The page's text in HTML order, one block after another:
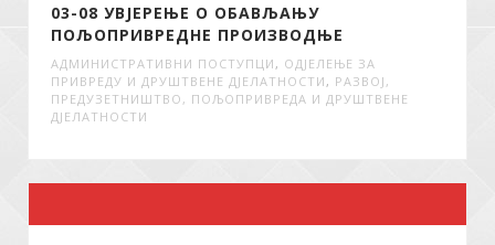
03-08 УВЈЕРЕЊЕ О ОБАВЉАЊУ
ПОЉОПРИВРЕДНЕ ПРОИЗВОДЊЕ
АДМИНИСТРАТИВНИ ПОСТУПЦИ , ОДЈЕЛЕЊЕ ЗА
ПРИВРЕДУ И ДРУШТВЕНЕ ДЈЕЛАТНОСТИ , РАЗВОЈ,
ПРЕДУЗЕТНИШТВО, ПОЉОПРИВРЕДА И ДРУШТВЕНЕ
ДЈЕЛАТНОСТИ